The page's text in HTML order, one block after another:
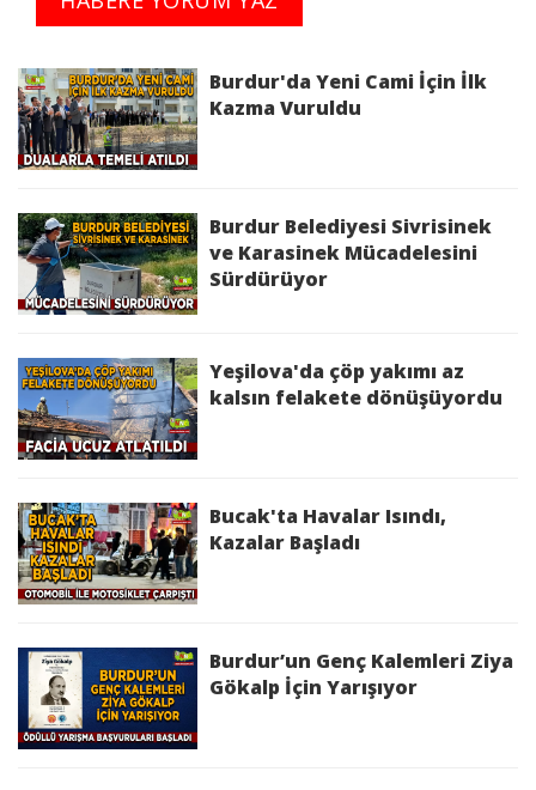
Burdur'da Yeni Cami İçin İlk
Kazma Vuruldu
Burdur Belediyesi Sivrisinek
ve Karasinek Mücadelesini
Sürdürüyor
Yeşilova'da çöp yakımı az
kalsın felakete dönüşüyordu
Bucak'ta Havalar Isındı,
Kazalar Başladı
Burdur’un Genç Kalemleri Ziya
Gökalp İçin Yarışıyor